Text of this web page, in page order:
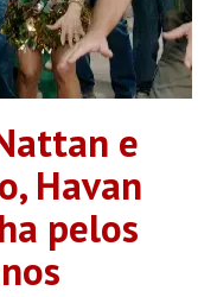
e
Havan
pelos